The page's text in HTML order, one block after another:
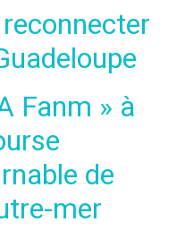
Fanm » à
de
mer